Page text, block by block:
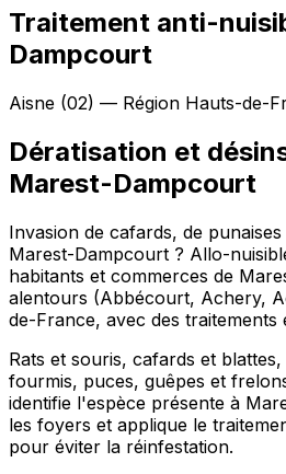
Traitement anti-
Dampcourt
Aisne (02) — Région Hauts-de-
Dératisation et
Marest-Dampcourt
Invasion de cafards, de
Marest-Dampcourt ? Allo-
habitants et commerces de
alentours (Abbécourt, Achery,
de-France, avec des traitements
Rats et souris, cafards et
fourmis, puces, guêpes et
identifie l'espèce présente à
les foyers et applique le
pour éviter la réinfestation.